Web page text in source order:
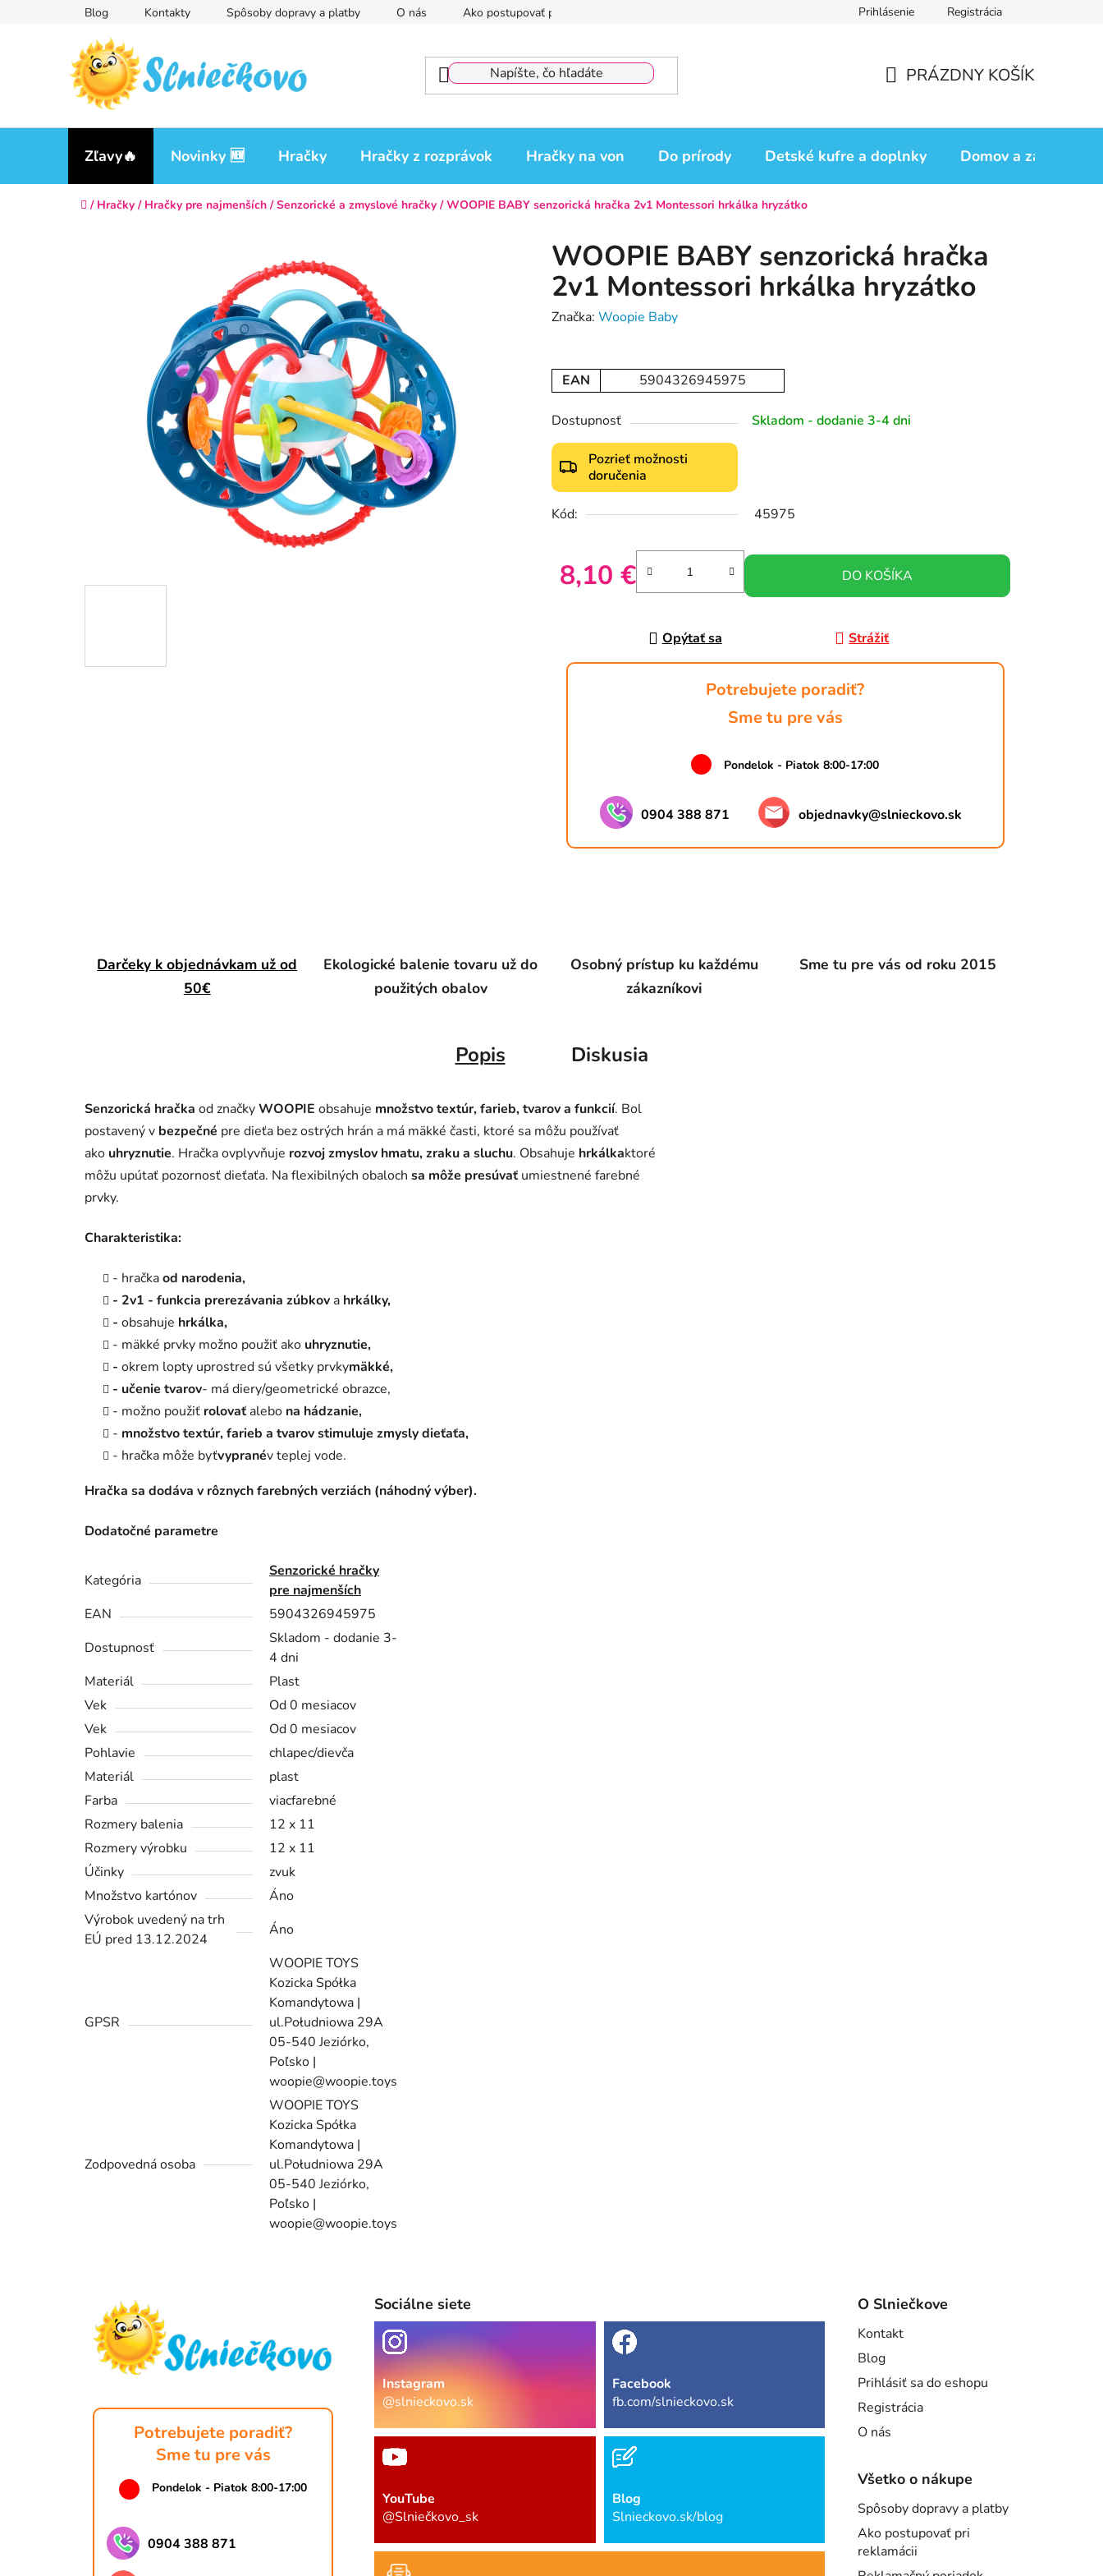
Blog Kontakty Spôsoby dopravy a platby O nás Ako postupovať pri reklamácii Vrátenie tovaru Obchodné podmienky
Prihlásenie Registrácia
KOŠÍK
PRÁZDNY KOŠÍK
Zľavy🔥 Novinky 🆕 Hračky Hračky z rozprávok Hračky na von Do prírody Detské kufre a doplnky Domov a záhrada
Domov
/ Hračky / Hračky pre najmenších / Senzorické a zmyslové hračky / WOOPIE BABY senzorická hračka 2v1 Montessori hrkálka hryzátko
WOOPIE BABY senzorická hračka
2v1 Montessori hrkálka hryzátko
Značka: Woopie Baby
EAN 5904326945975
Dostupnosť Skladom - dodanie 3-4 dni
Pozrieť možnosti
doručenia
Kód: 45975
8,10 € DO KOŠÍKA
Opýtať sa Strážiť
Potrebujete poradiť?
Sme tu pre vás
Pondelok - Piatok 8:00-17:00
0904 388 871 objednavky@slnieckovo.sk
Darčeky k objednávkam už od
50€
Ekologické balenie tovaru už do
použitých obalov
Osobný prístup ku každému
zákazníkovi
Sme tu pre vás od roku 2015
Popis Diskusia
Senzorická hračka od značkyWOOPIE obsahuje množstvo textúr, farieb, tvarov a funkcií. Bol
postavený v bezpečné pre dieťa bez ostrých hrán a má mäkké časti, ktoré sa môžu používať
ako uhryznutie. Hračka ovplyvňuje rozvoj zmyslov hmatu, zraku a sluchu. Obsahuje hrkálkaktoré
môžu upútať pozornosť dieťaťa. Na flexibilných obaloch sa môže presúvaťumiestnené farebné
prvky.
Charakteristika:
- hračkaod narodenia,
- 2v1 - funkcia prerezávania zúbkov a hrkálky,
- obsahuje hrkálka,
- mäkké prvky možno použiť ako uhryznutie,
- okrem lopty uprostred sú všetky prvkymäkké,
- učenie tvarov- má diery/geometrické obrazce,
- možno použiť rolovaťalebo na hádzanie,
- množstvo textúr, farieb a tvarov stimuluje zmysly dieťaťa,
- hračka môže byťvypranév teplej vode.
Hračka sa dodáva v rôznych farebných verziách (náhodný výber).
Dodatočné parametre
Kategória
Senzorické hračky
pre najmenších
EAN
5904326945975
Dostupnosť
Skladom - dodanie 3-
4 dni
Materiál
Plast
Vek
Od 0 mesiacov
Vek
Od 0 mesiacov
Pohlavie
chlapec/dievča
Materiál
plast
Farba
viacfarebné
Rozmery balenia
12 x 11
Rozmery výrobku
12 x 11
Účinky
zvuk
Množstvo kartónov
Áno
Výrobok uvedený na trh
EÚ pred 13.12.2024
Áno
GPSR
WOOPIE TOYS
Kozicka Spółka
Komandytowa |
ul.Południowa 29A
05-540 Jeziórko,
Poľsko |
woopie@woopie.toys
Zodpovedná osoba
WOOPIE TOYS
Kozicka Spółka
Komandytowa |
ul.Południowa 29A
05-540 Jeziórko,
Poľsko |
woopie@woopie.toys
Potrebujete poradiť?
Sme tu pre vás
Pondelok - Piatok 8:00-17:00
0904 388 871
Sociálne siete
Instagram
@slnieckovo.sk
Facebook
fb.com/slnieckovo.sk
YouTube
@Slniečkovo_sk
Blog
Slnieckovo.sk/blog
O Slniečkove
Kontakt
Blog
Prihlásiť sa do eshopu
Registrácia
O nás
Všetko o nákupe
Spôsoby dopravy a platby
Ako postupovať pri
reklamácii